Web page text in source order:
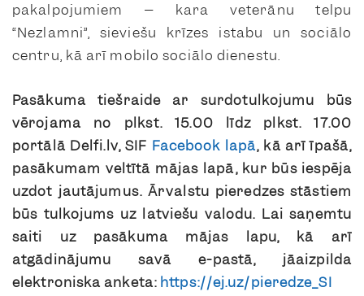
pakalpojumiem – kara veterānu telpu
“Nezlamni”, sieviešu krīzes istabu un sociālo
centru, kā arī mobilo sociālo dienestu.
Pasākuma tiešraide ar surdotulkojumu būs
vērojama no plkst. 15.00 līdz plkst. 17.00
portālā Delfi.lv, SIF Facebook lapā, kā arī īpašā,
pasākumam veltītā mājas lapā, kur būs iespēja
uzdot jautājumus. Ārvalstu pieredzes stāstiem
būs tulkojums uz latviešu valodu. Lai saņemtu
saiti uz pasākuma mājas lapu, kā arī
atgādinājumu savā e-pastā, jāaizpilda
elektroniska anketa: https://ej.uz/pieredze_SI